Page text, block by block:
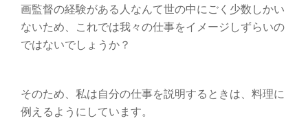
替
画監督の経験がある人なんて世の中にごく少数しかい
ないため、これでは我々の仕事をイメージしずらいの
ではないでしょうか？
そのため、私は自分の仕事を説明するときは、料理に
例えるようにしています。